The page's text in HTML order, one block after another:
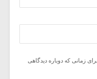
زمانی که دوباره دیدگاهی